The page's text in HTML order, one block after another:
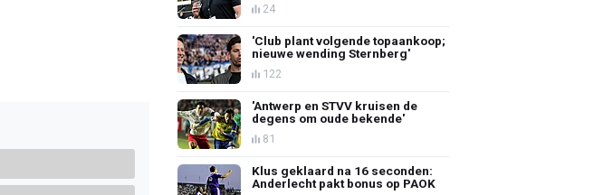
24
'Club plant volgende topaankoop;
nieuwe wending Sternberg'
122
'Antwerp en STVV kruisen de
degens om oude bekende'
81
Klus geklaard na 16 seconden:
Anderlecht pakt bonus op PAOK